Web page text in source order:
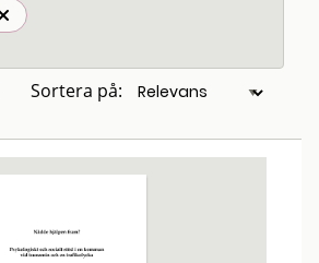
Sortera på: